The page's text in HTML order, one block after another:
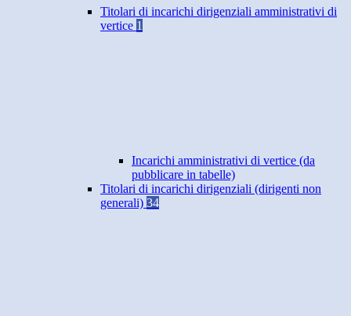
Titolari di incarichi dirigenziali amministrativi di
vertice 1
Incarichi amministrativi di vertice (da
pubblicare in tabelle)
Titolari di incarichi dirigenziali (dirigenti non
generali) 34